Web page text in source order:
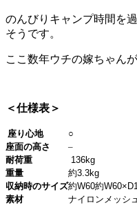
のんびりキャンプ時間を
そうです。
ここ数年ウチの嫁ちゃん
＜仕様表＞
座り心地
○
座面の高さ
–
耐荷重
136kg
重量
約3.3kg
収納時のサイズ約W60約
素材
ナイロンメッシュ